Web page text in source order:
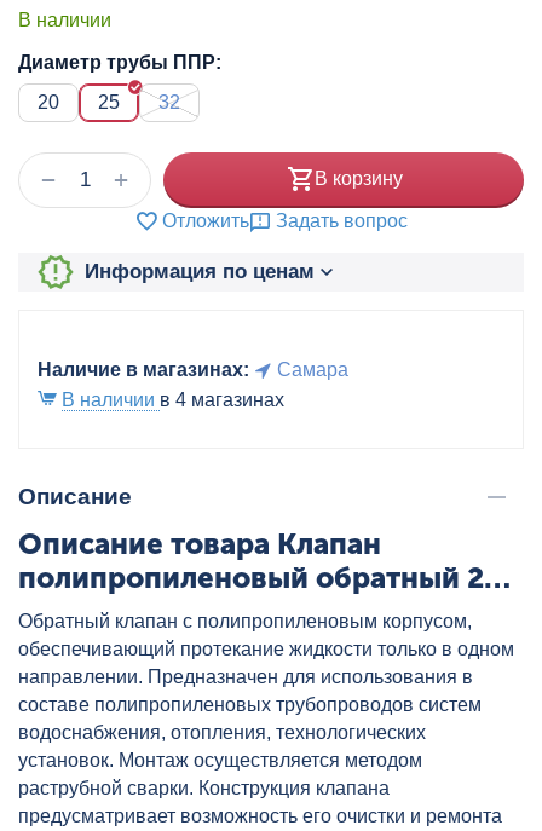
В наличии
Диаметр трубы ППР:
20
25 32
+
− В корзину
Отложить Задать вопрос
Информация по ценам
Наличие в магазинах:
Самара
В наличии в 4 магазинах
Описание
Описание товара Клапан
полипропиленовый обратный 25
бел. VALTEC, артикул:
VTp.716.0.025
Обратный клапан с полипропиленовым корпусом,
обеспечивающий протекание жидкости только в одном
направлении. Предназначен для использования в
составе полипропиленовых трубопроводов систем
водоснабжения, отопления, технологических
установок. Монтаж осуществляется методом
раструбной сварки. Конструкция клапана
предусматривает возможность его очистки и ремонта